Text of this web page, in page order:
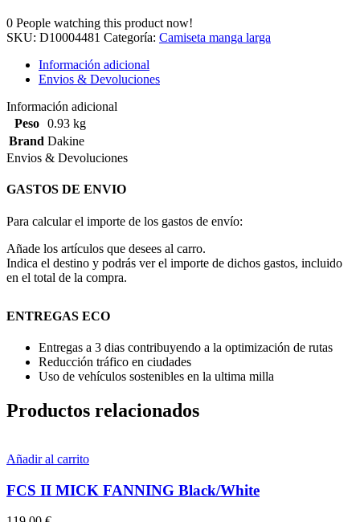
0 People watching this product now!
SKU: D10004481 Categoría: Camiseta manga larga
Información adicional
Envios & Devoluciones
Información adicional
Peso
0.93 kg
Brand Dakine
Envios & Devoluciones
GASTOS DE ENVIO
Para calcular el importe de los gastos de envío:
Añade los artículos que desees al carro.
Indica el destino y podrás ver el importe de dichos gastos, incluido
en el total de la compra.
ENTREGAS ECO
Entregas a 3 dias contribuyendo a la optimización de rutas
Reducción tráfico en ciudades
Uso de vehículos sostenibles en la ultima milla
Productos relacionados
Añadir al carrito
FCS II MICK FANNING Black/White